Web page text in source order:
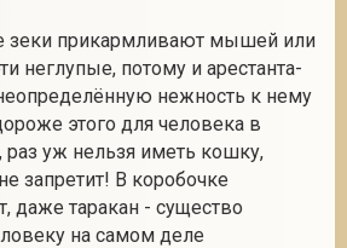
зеки прикармливают мышей или
неглупые, потому и арестанта-
нежность к нему
этого для человека в
раз уж нельзя иметь кошку,
запретит! В коробочке
даже таракан - существо
на самом деле